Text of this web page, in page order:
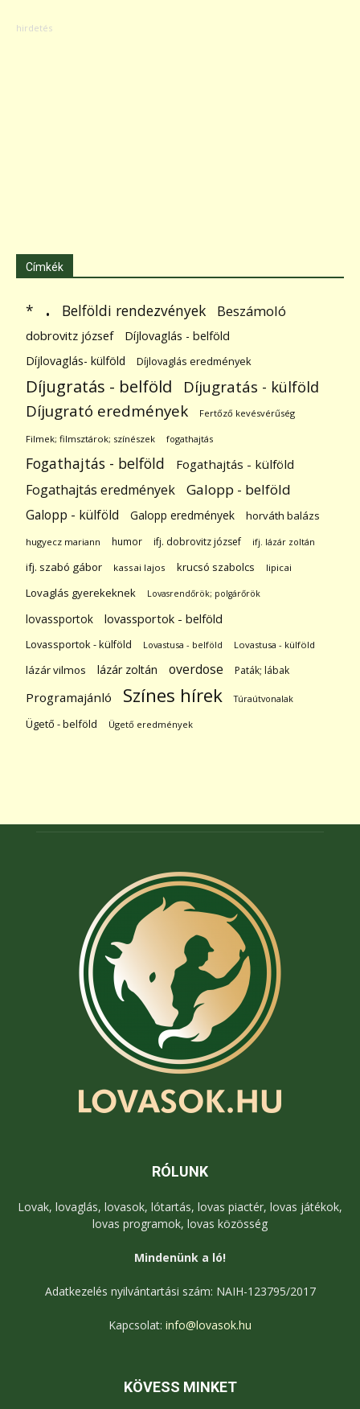
Címkék
* . Belföldi rendezvények Beszámoló
dobrovitz józsef
Díjlovaglás - belföld
Díjlovaglás- külföld
Díjlovaglás eredmények
Díjugratás - belföld Díjugratás - külföld
Díjugrató eredmények Fertőző kevésvérűség
Filmek; filmsztárok; színészek fogathajtás
Fogathajtás - belföld Fogathajtás - külföld
Fogathajtás eredmények Galopp - belföld
Galopp - külföld Galopp eredmények horváth balázs
hugyecz mariann humor ifj. dobrovitz józsef ifj. lázár zoltán
ifj. szabó gábor kassai lajos krucsó szabolcs lipicai
Lovaglás gyerekeknek Lovasrendőrök; polgárőrök
lovassportok lovassportok - belföld
Lovassportok - külföld Lovastusa - belföld Lovastusa - külföld
lázár vilmos lázár zoltán overdose Paták; lábak
Programajánló Színes hírek Túraútvonalak
Ügető - belföld Ügető eredmények
RÓLUNK
Lovak, lovaglás, lovasok, lótartás, lovas piactér, lovas játékok,
lovas programok, lovas közösség
Mindenünk a ló!
Adatkezelés nyilvántartási szám: NAIH-123795/2017
Kapcsolat: info@lovasok.hu
KÖVESS MINKET